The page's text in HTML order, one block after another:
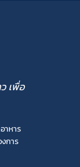
เพื่อ
าหาร
การ